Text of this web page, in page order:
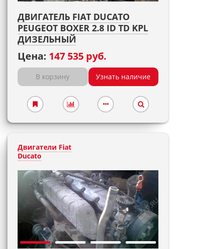
ДВИГАТЕЛЬ FIAT DUCATO
PEUGEOT BOXER 2.8 ID TD KPL
ДИЗЕЛЬНЫЙ
Цена: 147 535 руб.
В корзину Узнать наличие
Двигатели Fiat
Ducato